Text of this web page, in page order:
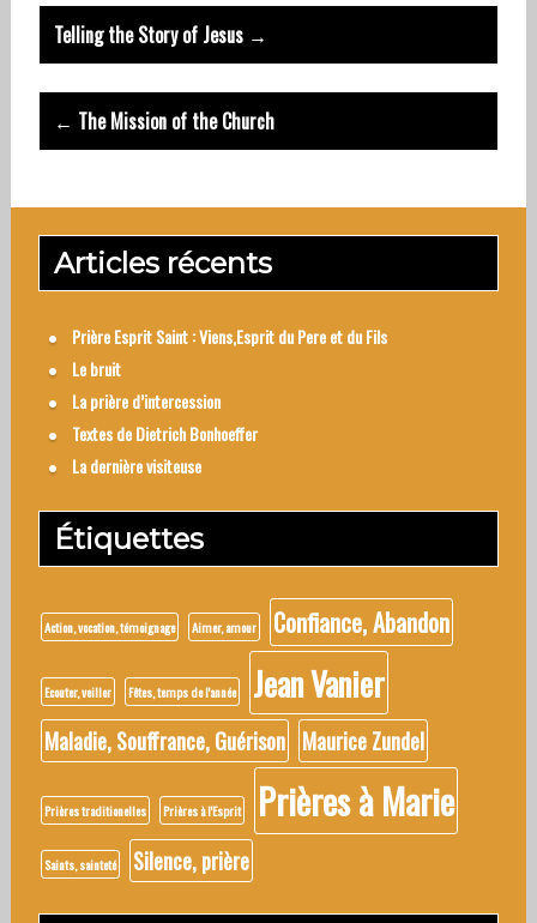
Post
navigation
Telling the Story of Jesus →
← The Mission of the Church
Articles récents
Prière Esprit Saint : Viens,Esprit du Pere et du Fils
Le bruit
La prière d’intercession
Textes de Dietrich Bonhoeffer
La dernière visiteuse
Étiquettes
Action, vocation, témoignage Aimer, amour Confiance, Abandon
Ecouter, veiller Fêtes, temps de l'année Jean Vanier
Maladie, Souffrance, Guérison Maurice Zundel
Prières traditionelles Prières à l'Esprit Prières à Marie
Saints, sainteté Silence, prière